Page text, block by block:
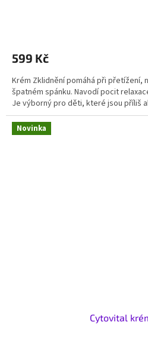
599 Kč
Krém Zklidnění pomáhá při přetížení,
špatném spánku. Navodí pocit
Je výborný pro děti, které jsou příliš
Novinka
Cytovital